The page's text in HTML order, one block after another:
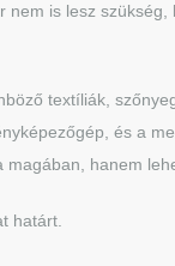
is lesz
textíliák,
és a
hanem
határt.